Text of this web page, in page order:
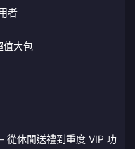
者
大包
從休閒送禮到重度 VIP 功